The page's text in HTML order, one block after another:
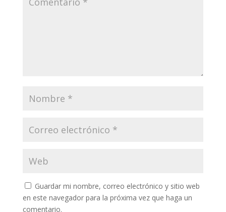
Guardar mi nombre, correo electrónico y sitio web
en este navegador para la próxima vez que haga un
comentario.